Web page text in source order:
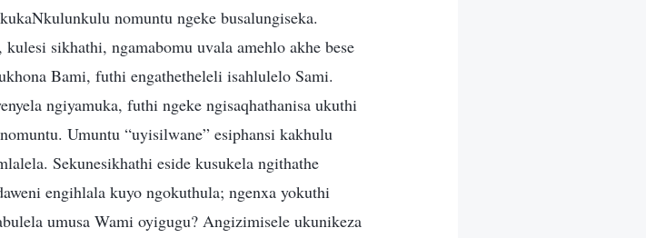
nomuntu ngeke busalungiseka.
sikhathi, ngamabomu uvala amehlo akhe bese
Bami, futhi engathetheleli isahlulelo Sami.
ngiyamuka, futhi ngeke ngisaqhathanisa ukuthi
Umuntu “uyisilwane” esiphansi kakhulu
Sekunesikhathi eside kusukela ngithathe
engihlala kuyo ngokuthula; ngenxa yokuthi
umusa Wami oyigugu? Angizimisele ukunikeza